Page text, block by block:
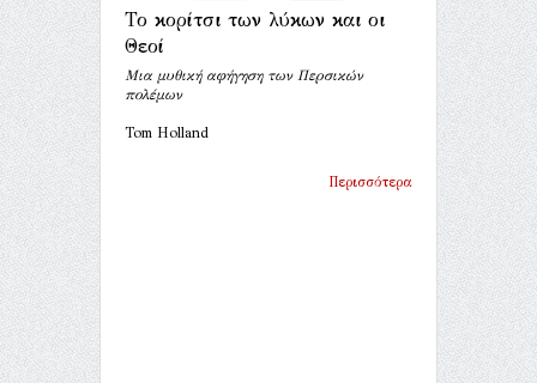
Το κορίτσι των λύκων και οι
Θεοί
Mια μυθική αφήγηση των Περσικών
πολέμων
Tom Holland
Περισσότερα